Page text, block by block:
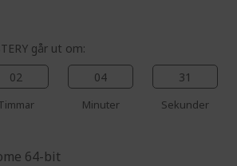
går ut om:
02 04
Minuter
30
Sekunder
64-bit